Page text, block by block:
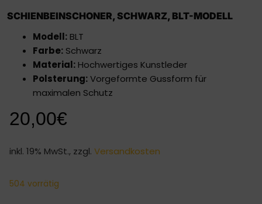
SCHIENBEINSCHONER, SCHWARZ, BLT-MODELL
Modell: BLT
Farbe: Schwarz
Material: Hochwertiges Kunstleder
Polsterung:Vorgeformte Gussform für
maximalen Schutz
20,00€
inkl. 19% MwSt., zzgl. Versandkosten
504 vorrätig